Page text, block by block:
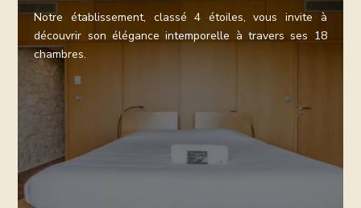
Notre établissement, classé 4 étoiles, vous invite à
découvrir son élégance intemporelle à travers ses 18
chambres.